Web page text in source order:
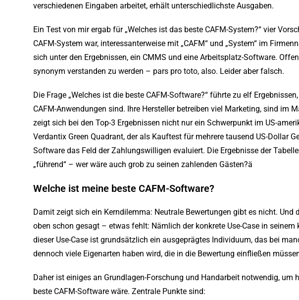
verschiedenen Eingaben arbeitet, erhält unterschiedlichste Ausgaben.
Ein Test von mir ergab für „Welches ist das beste CAFM-System?“ vier
CAFM-System war, interessanterweise mit „CAFM“ und „System“ im
sich unter den Ergebnissen, ein CMMS und eine Arbeitsplatz-Software.
synonym verstanden zu werden – pars pro toto, also. Leider aber falsch.
Die Frage „Welches ist die beste CAFM-Software?“ führte zu elf
CAFM-Anwendungen sind. Ihre Hersteller betreiben viel Marketing, sind im
zeigt sich bei den Top-3 Ergebnissen nicht nur ein Schwerpunkt im US-
Verdantix Green Quadrant, der als Kauftest für mehrere tausend US-Dollar
Software das Feld der Zahlungswilligen evaluiert. Die Ergebnisse der
„führend“ – wer wäre auch grob zu seinen zahlenden Gästen?ä
Welche ist meine beste CAFM-Software?
Damit zeigt sich ein Kerndilemma: Neutrale Bewertungen gibt es nicht.
oben schon gesagt – etwas fehlt: Nämlich der konkrete Use-Case in seinem
dieser Use-Case ist grundsätzlich ein ausgeprägtes Individuum, das bei
dennoch viele Eigenarten haben wird, die in die Bewertung einfließen
Daher ist einiges an Grundlagen-Forschung und Handarbeit notwendig, um
beste CAFM-Software wäre. Zentrale Punkte sind: